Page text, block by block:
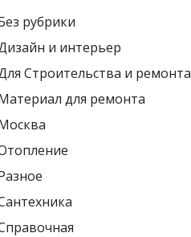
рубрики
и интерьер
Строительства и ремонта
для ремонта